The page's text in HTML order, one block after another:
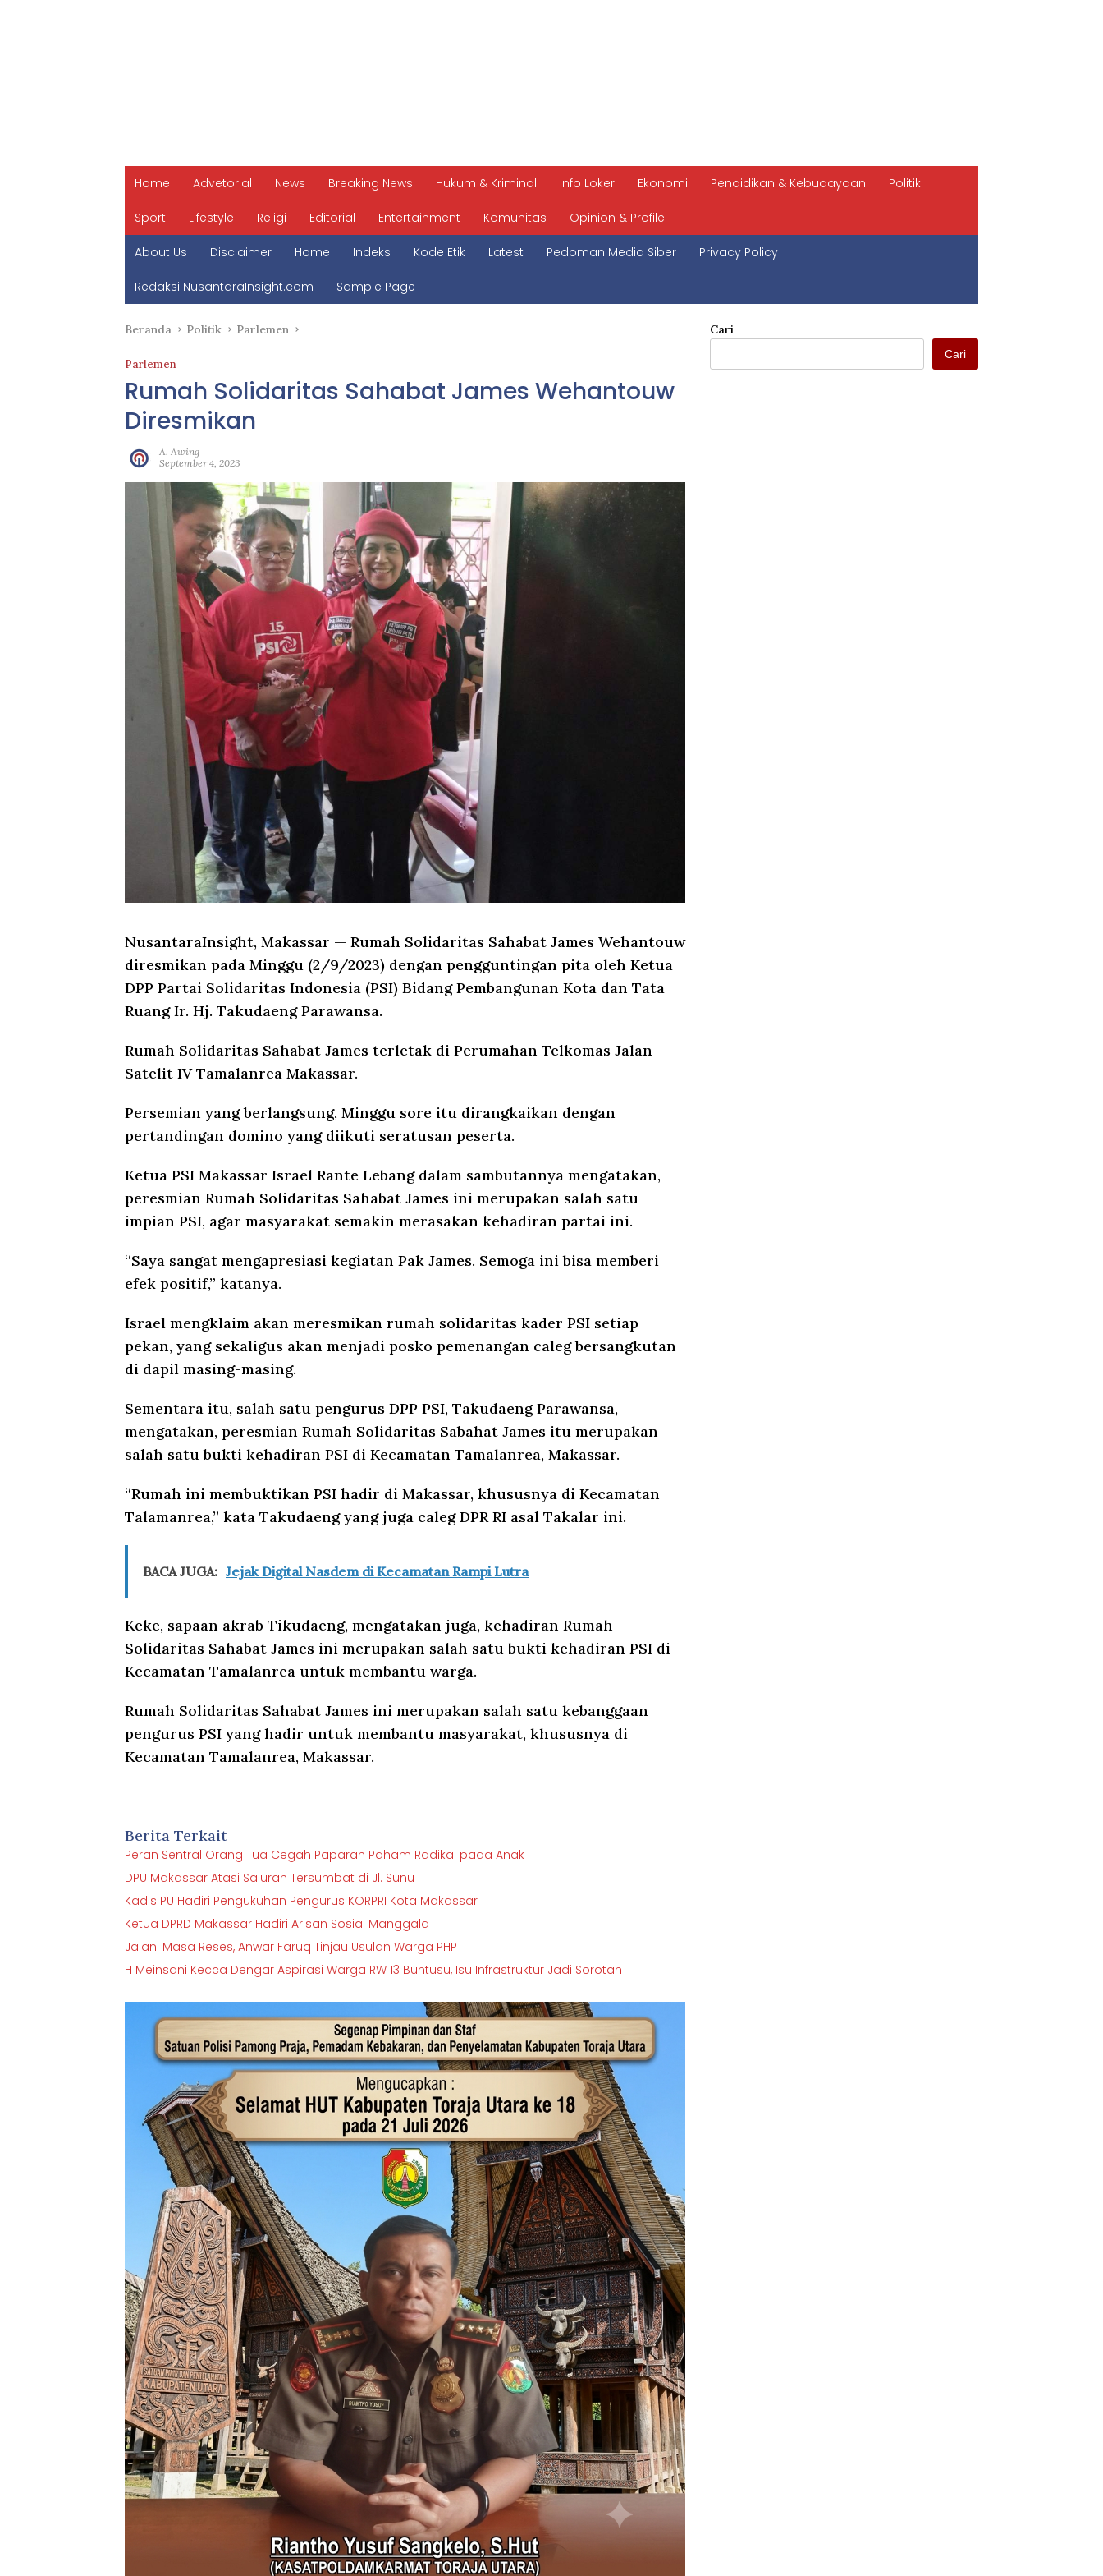
Home Advetorial News Breaking News Hukum & Kriminal Info Loker Ekonomi Pendidikan & Kebudayaan Politik
Sport Lifestyle Religi Editorial Entertainment Komunitas Opinion & Profile
About Us Disclaimer Home Indeks Kode Etik Latest Pedoman Media Siber Privacy Policy
Redaksi NusantaraInsight.com Sample Page
Beranda Politik Parlemen
Parlemen
Rumah Solidaritas Sahabat James Wehantouw
Diresmikan
A. Awing
September 4, 2023
NusantaraInsight, Makassar — Rumah Solidaritas Sahabat James Wehantouw
diresmikan pada Minggu (2/9/2023) dengan pengguntingan pita oleh Ketua
DPP Partai Solidaritas Indonesia (PSI) Bidang Pembangunan Kota dan Tata
Ruang Ir. Hj. Takudaeng Parawansa.
Rumah Solidaritas Sahabat James terletak di Perumahan Telkomas Jalan
Satelit IV Tamalanrea Makassar.
Persemian yang berlangsung, Minggu sore itu dirangkaikan dengan
pertandingan domino yang diikuti seratusan peserta.
Ketua PSI Makassar Israel Rante Lebang dalam sambutannya mengatakan,
peresmian Rumah Solidaritas Sahabat James ini merupakan salah satu
impian PSI, agar masyarakat semakin merasakan kehadiran partai ini.
“Saya sangat mengapresiasi kegiatan Pak James. Semoga ini bisa memberi
efek positif,” katanya.
Israel mengklaim akan meresmikan rumah solidaritas kader PSI setiap
pekan, yang sekaligus akan menjadi posko pemenangan caleg bersangkutan
di dapil masing-masing.
Sementara itu, salah satu pengurus DPP PSI, Takudaeng Parawansa,
mengatakan, peresmian Rumah Solidaritas Sabahat James itu merupakan
salah satu bukti kehadiran PSI di Kecamatan Tamalanrea, Makassar.
“Rumah ini membuktikan PSI hadir di Makassar, khususnya di Kecamatan
Talamanrea,” kata Takudaeng yang juga caleg DPR RI asal Takalar ini.
BACA JUGA: Jejak Digital Nasdem di Kecamatan Rampi Lutra
Keke, sapaan akrab Tikudaeng, mengatakan juga, kehadiran Rumah
Solidaritas Sahabat James ini merupakan salah satu bukti kehadiran PSI di
Kecamatan Tamalanrea untuk membantu warga.
Rumah Solidaritas Sahabat James ini merupakan salah satu kebanggaan
pengurus PSI yang hadir untuk membantu masyarakat, khususnya di
Kecamatan Tamalanrea, Makassar.
Berita Terkait
Peran Sentral Orang Tua Cegah Paparan Paham Radikal pada Anak
DPU Makassar Atasi Saluran Tersumbat di Jl. Sunu
Kadis PU Hadiri Pengukuhan Pengurus KORPRI Kota Makassar
Ketua DPRD Makassar Hadiri Arisan Sosial Manggala
Jalani Masa Reses, Anwar Faruq Tinjau Usulan Warga PHP
H Meinsani Kecca Dengar Aspirasi Warga RW 13 Buntusu, Isu Infrastruktur Jadi Sorotan
Cari
Cari